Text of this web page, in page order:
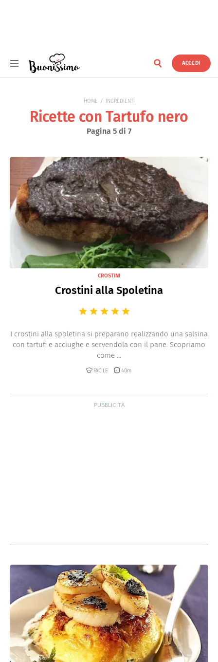
ACCEDI
HOME INGREDIENTI
Ricette con Tartufo nero
Pagina 5 di 7
CROSTINI
Crostini alla Spoletina
I crostini alla spoletina si preparano realizzando una salsina
con tartufi e acciughe e servendola con il pane. Scopriamo
come ...
FACILE 40m